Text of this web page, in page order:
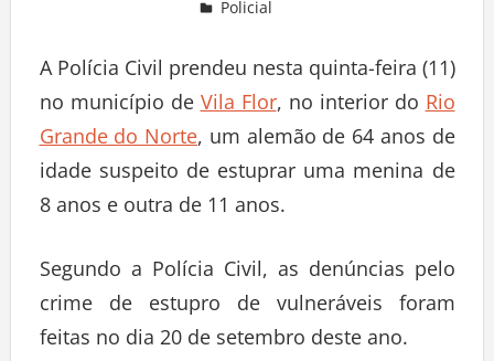
Policial
A Polícia Civil prendeu nesta quinta-feira (11)
no município deVila Flor, no interior doRio
Grande do Norte, um alemão de 64 anos de
idade suspeito de estuprar uma menina de
8 anos e outra de 11 anos.
Segundo a Polícia Civil, as denúncias pelo
crime de estupro de vulneráveis foram
feitas no dia 20 de setembro deste ano.